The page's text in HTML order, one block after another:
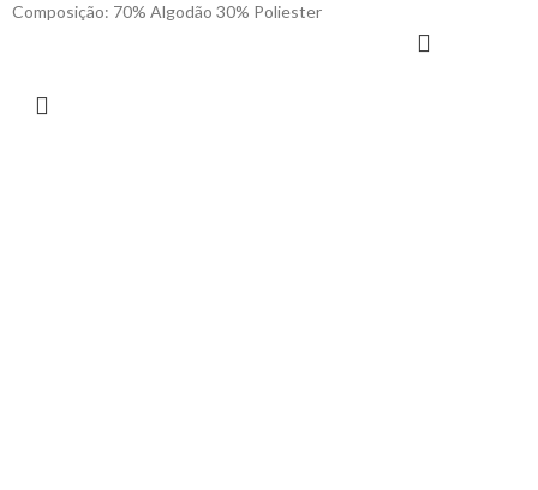
Composição: 70% Algodão 30% Poliester